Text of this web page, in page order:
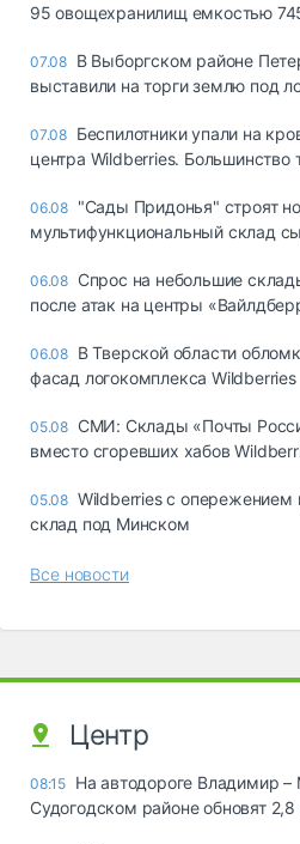
95 овощехранилищ емкостью
07.08 В Выборгском районе
выставили на торги землю под
07.08 Беспилотники упали на
центра Wildberries. Большинство
06.08 "Сады Придонья" строят
мультифункциональный склад
06.08 Спрос на небольшие
после атак на центры
06.08 В Тверской области
фасад логокомплекса Wildberries
05.08 СМИ: Склады «Почты
вместо сгоревших хабов
05.08 Wildberries с опережением
склад под Минском
Все новости
Центр
08:15 На автодороге Владимир
Судогодском районе обновят 2,8